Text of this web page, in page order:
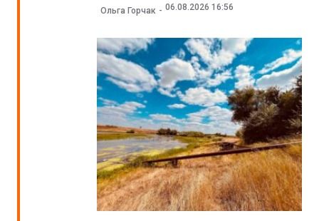
Ольга Горчак 06.08.2026 16:56